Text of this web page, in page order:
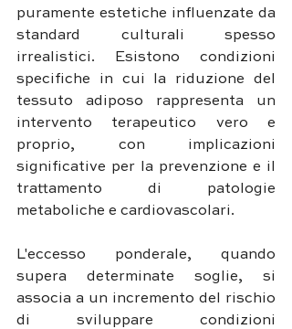
puramente estetiche influenzate da
standard culturali spesso
irrealistici. Esistono condizioni
specifiche in cui la riduzione del
tessuto adiposo rappresenta un
intervento terapeutico vero e
proprio, con implicazioni
significative per la prevenzione e il
trattamento di patologie
metaboliche e cardiovascolari.
L'eccesso ponderale, quando
supera determinate soglie, si
associa a un incremento del rischio
di sviluppare condizioni